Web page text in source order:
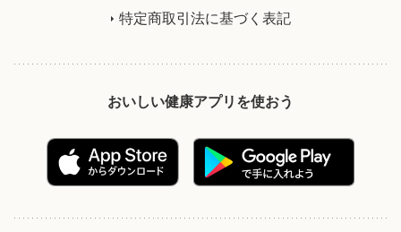
特定商取引法に基づく表記
おいしい健康アプリを使おう